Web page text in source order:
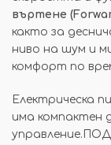
въртене
както за
ниво на шум и
комфорт по
Електрическа
има компактен